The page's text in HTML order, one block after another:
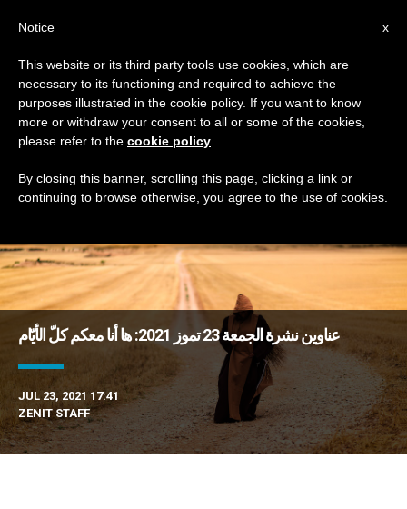
TAG
Posts Tagged ‘بوليفيا’
DERNIÈRES NOUVELLES
عناوين نشرة الجمعة 23 تموز 2021: ها أنا معكم كلّ الأيّام
JUL 23, 2021 17:41
ZENIT STAFF
x
Notice
This website or its third party tools use cookies, which are
necessary to its functioning and required to achieve the
purposes illustrated in the cookie policy. If you want to know
more or withdraw your consent to all or some of the cookies,
please refer to the cookie policy
By closing this banner, scrolling this page, clicking a link or
continuing to browse otherwise, you agree to the use of cookies.